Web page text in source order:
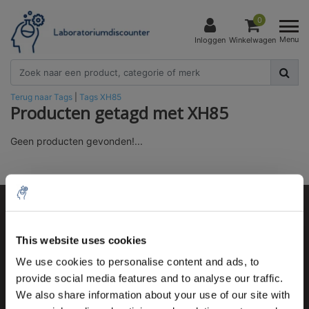
This website uses cookies
We use cookies to personalise content and ads, to
provide social media features and to analyse our traffic.
We also share information about your use of our site with
Inloggen
0
Winkelwagen Menu
Terug naar Tags Tags XH85
Producten getagd met XH85
Geen producten gevonden!...
Mijn account
Contactgegevens
Openingstijden
order
Sign up for our newsletter to stay
informed about our new products, and